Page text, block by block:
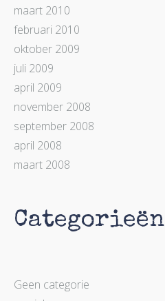
maart 2010
februari 2010
oktober 2009
juli 2009
april 2009
november 2008
september 2008
april 2008
maart 2008
Categorieën
Geen categorie